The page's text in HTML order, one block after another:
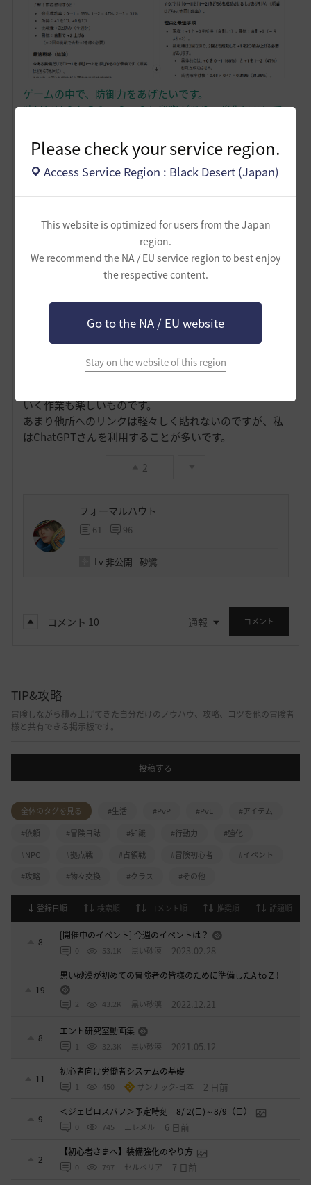
Please check your service region.
Access Service Region : Black Desert (Japan)
This website is optimized for users from the Japan
region.
We recommend the NA / EU service region to best enjoy
the respective content.
Go to the NA / EU website
Stay on the website of this region
ゲームの中で、防御力をあげたいです。
防具には０から１，２，３と段階があり、強化において
３は３１％の成功率です。
数字がそのまま防御力です。
挑戦権は２回あり、上げたい防御力は現在から＋２で
れは１００％成功します。
今私は１段階の装備を一つ、０段階の装備を１つ所有し
ています。
ここまで前提を固めると、結構わかりやすく取れる方法
果をもっと詳しく読みたい方は、上の文章をコピペした
り、自分の状況にあてはめて数値を変えたりして、見て
みるのもいいかなと思います。あくまで参考あるいは遊
来週の分も合わせて可能性だそうか？等も言ってくるの
いく作業も楽しいものです。
あまり他所へのリンクは軽々しく貼れないのですが、私
はChatGPTさんを利用することが多いです。
2
フォーマルハウト
61 96
Lv 非公開 砂鷺
コメント 10 通報 コメント
TIP&攻略
冒険しながら積み上げてきた自分だけのノウハウ、攻略、コツを他の冒険者
様と共有できる掲示板です。
投稿する
全体のタグを見る #生活 #PvP #PvE
#アイテム
#依頼
#冒険日誌 #知識 #行動力
#強化
#NPC
#拠点戦 #占領戦 #冒険初心者
#イベント
#攻略
#物々交換 #クラス #その他
登録日順 検索順 コメント順 推奨順 話題順
8
[開催中のイベント] 今週のイベントは？
0 53.1K 黒い砂漠 2023.02.28
19
黒い砂漠が初めての冒険者の皆様のために準備したA to Z！
2 43.2K 黒い砂漠 2022.12.21
8
エント研究室動画集
1 32.3K 黒い砂漠 2021.05.12
11
初心者向け労働者システムの基礎
1 450 ザンナック-日本 2 日前
9
＜ジェピロスバフ＞予定時刻 8/ 2(日)～8/9（日）
0 745 エレメル 6 日前
2
【初心者さまへ】装備強化のやり方
0 797 セルベリア 7 日前